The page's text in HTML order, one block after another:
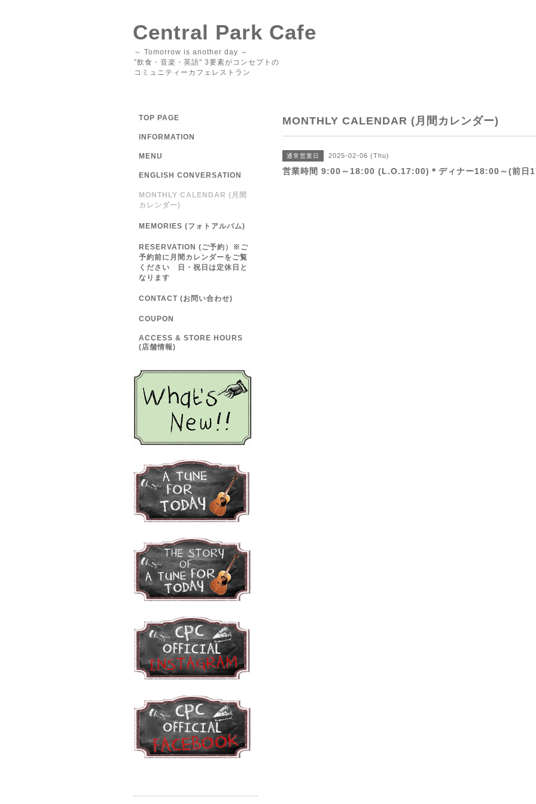
Central Park Cafe
～ Tomorrow is another day ～
"飲食・音楽・英語" 3要素がコンセプトの
コミュニティーカフェレストラン
MONTHLY CALENDAR (月間カレンダー)
通常営業日 2025-02-06 (Thu)
営業時間 9:00～18:00 (L.O.17:00)＊ディナー18:00～(前日
TOP PAGE
INFORMATION
MENU
ENGLISH CONVERSATION
MONTHLY CALENDAR (月間
カレンダー)
MEMORIES (フォトアルバム)
RESERVATION (ご予約）※ご
予約前に月間カレンダーをご覧
ください 日・祝日は定休日と
なります
CONTACT (お問い合わせ)
COUPON
ACCESS & STORE HOURS
(店舗情報)